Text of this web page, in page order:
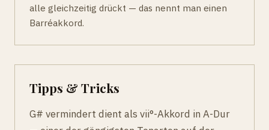
alle gleichzeitig drückt — das nennt man einen
Barréakkord.
Tipps & Tricks
G# vermindert dient als vii°-Akkord in A-Dur